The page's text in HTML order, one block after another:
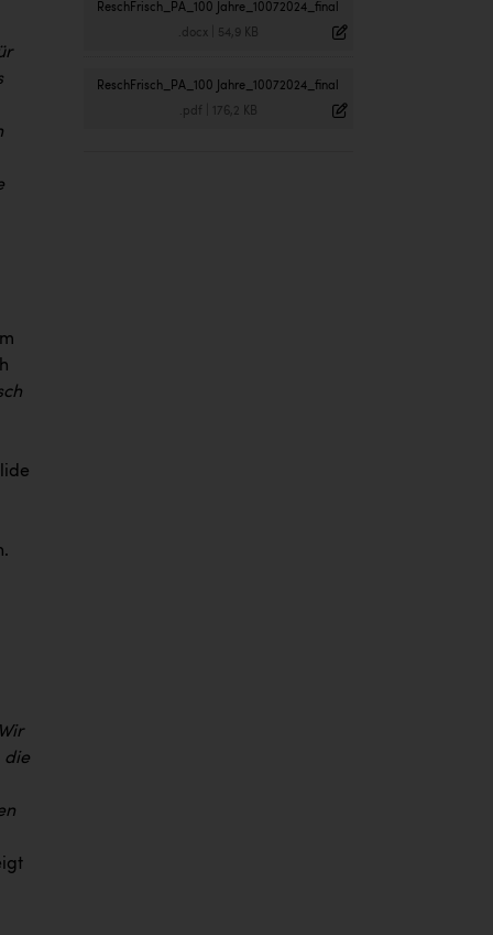
die
ReschFrisch_PA_100 Jahre_10072024_final
.docx| 54,9 KB
ReschFrisch_PA_100 Jahre_10072024_final
.pdf 176,2 KB